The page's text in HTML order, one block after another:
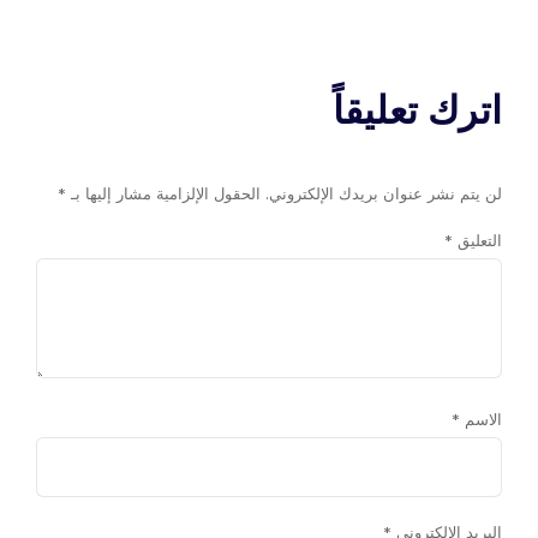
اترك تعليقاً
لن يتم نشر عنوان بريدك الإلكتروني. الحقول الإلزامية مشار إليها بـ *
التعليق *
الاسم *
البريد الإلكتروني *